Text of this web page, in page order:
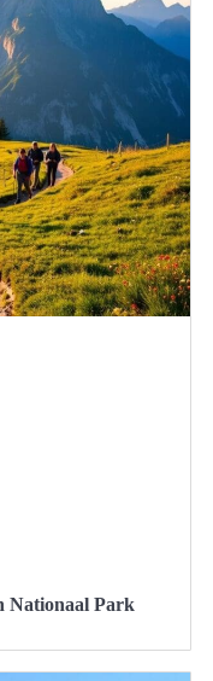
Nationaal Park